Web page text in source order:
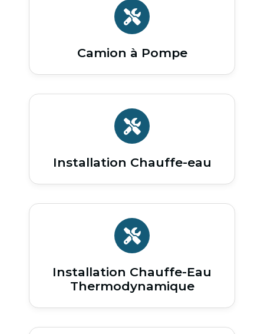
Camion à Pompe
Installation Chauffe-eau
Installation Chauffe-Eau
Thermodynamique